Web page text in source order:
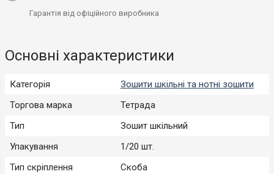
Гарантія від офіційного виробника
Основні характеристики
Категорія
Зошити шкільні та нотні зошити
Торгова марка
Тетрада
Тип
Зошит шкільний
Упакування
1/20 шт.
Тип скріплення
Скоба